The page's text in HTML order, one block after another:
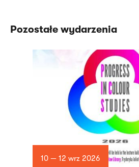
Pozostałe wydarzenia
10 — 12 wrz 2026